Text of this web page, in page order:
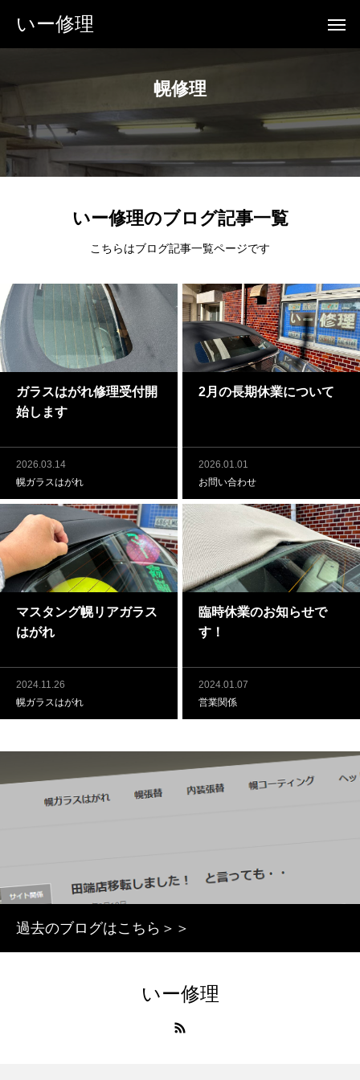
いー修理
幌修理
いー修理のブログ記事一覧
こちらはブログ記事一覧ページです
ガラスはがれ修理受付開
始します
2026.03.14
幌ガラスはがれ
2月の長期休業について
2026.01.01
お問い合わせ
マスタング幌リアガラス
はがれ
2024.11.26
幌ガラスはがれ
臨時休業のお知らせで
す！
2024.01.07
営業関係
過去のブログはこちら＞＞
いー修理